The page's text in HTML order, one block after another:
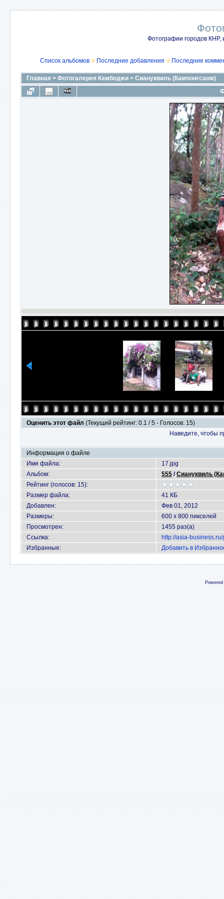
Фотографии городов КНР,
Список альбомов Последние добавления Последние
Главная > Фотогалерея Камбоджи > Сиануквиль (Кампонгсаом)
Оценить этот файл (Текущий рейтинг: 0.1 / 5 - Голосов: 15)
Наведите, чтобы
Информация о файле
Имя файла:
17.jpg
Альбом:
555 /Сиануквиль
Рейтинг (голосов: 15):
Размер файла:
41 КБ
Добавлен:
Фев 01, 2012
Размеры:
600 x 800 пикселей
Просмотрен:
1455 раз(а)
Ссылка:
http://asia-
Избранные:
Добавить в